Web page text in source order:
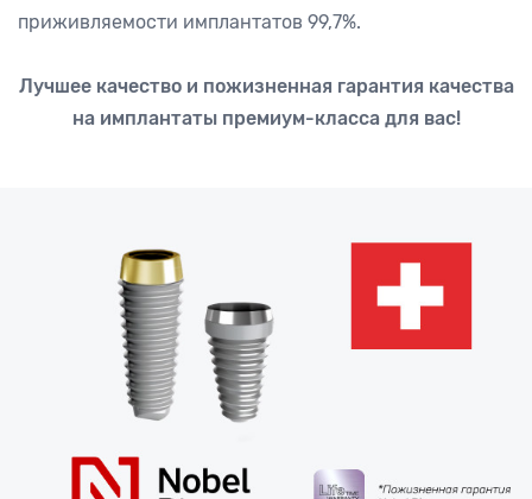
приживляемости имплантатов 99,7%.
Лучшее качество и пожизненная гарантия качества
на имплантаты премиум-класса для вас!